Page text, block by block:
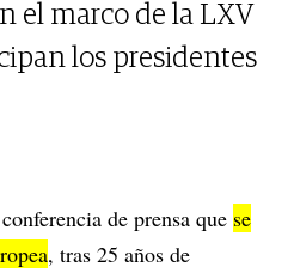
el marco de la LXV
los presidentes
de prensa que se
, tras 25 años de